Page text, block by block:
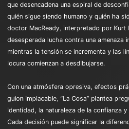
que desencadena una espiral de
quién sigue siendo humano y quién ha
doctor MacReady, interpretado por Kurt
desesperada lucha contra una amenaza
mientras la tensión se incrementa y las
locura comienzan a desdibujarse.
Con una atmósfera opresiva, efectos
guion implacable, “La Cosa” plantea
identidad, la naturaleza de la confianza
Cada decisión puede significar la